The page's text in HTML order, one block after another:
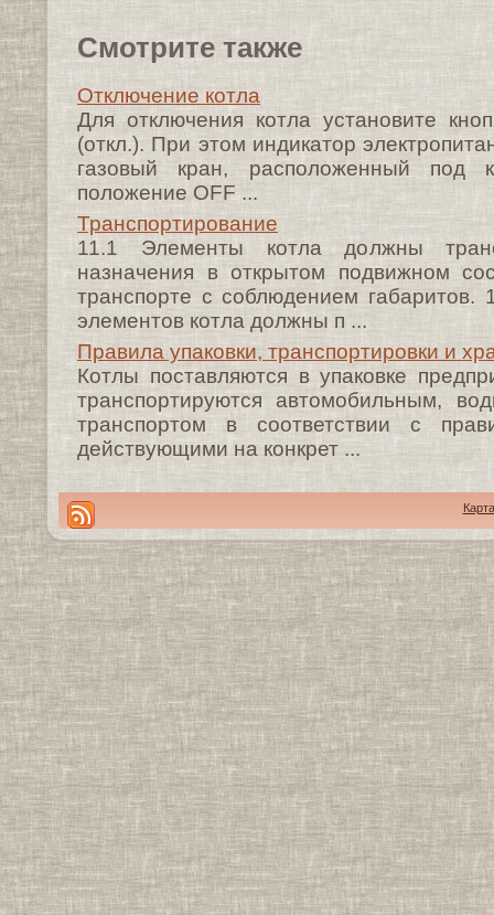
Смотрите также
Отключение котла
Для отключения котла установите
(откл.). При этом индикатор
газовый кран, расположенный под
положение OFF ...
Транспортирование
11.1 Элементы котла должны
назначения в открытом подвижном
транспорте с соблюдением габаритов.
элементов котла должны п ...
Правила упаковки, транспортировки и
Котлы поставляются в упаковке
транспортируются автомобильным,
транспортом в соответствии с
действующими на конкрет ...